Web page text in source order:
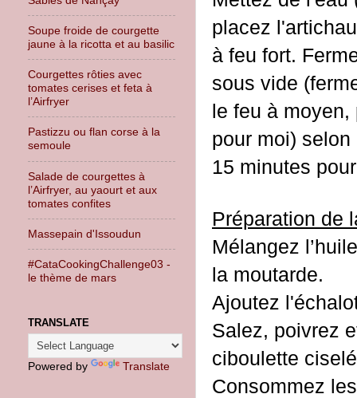
placez
à feu fort.
sous vide
le feu à
pour moi)
15 minutes
Préparation de
Mélangez
la moutarde.
Ajoutez
Salez, poivrez
ciboulette
Consommez
Soupe froide de courgette
jaune à la ricotta et au basilic
Courgettes rôties avec
tomates cerises et feta à
l’Airfryer
Pastizzu ou flan corse à la
semoule
Salade de courgettes à
l’Airfryer, au yaourt et aux
tomates confites
Massepain d'Issoudun
#CataCookingChallenge03 -
le thème de mars
TRANSLATE
Powered by Translate